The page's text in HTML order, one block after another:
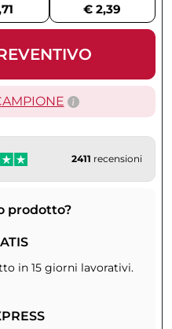
€ 2,39
2411 recensioni
prodotto?
in 15 giorni lavorativi.